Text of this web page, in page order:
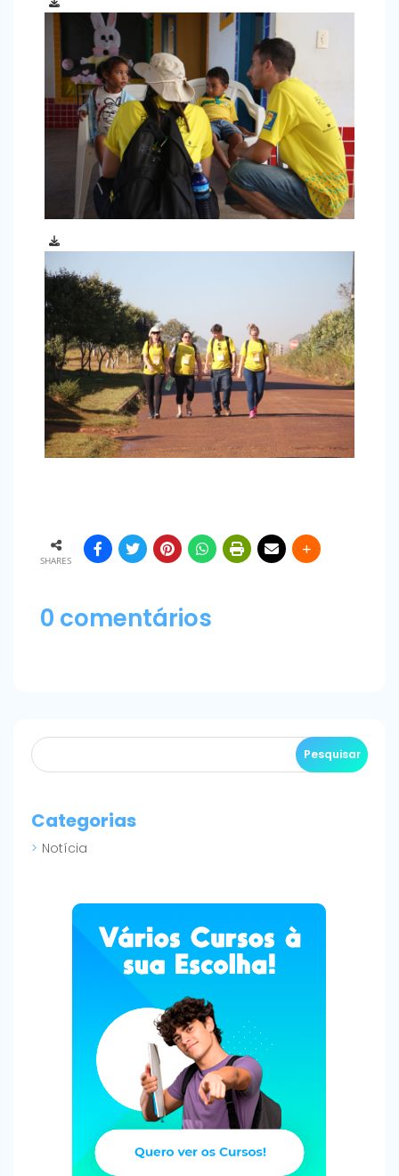
SHARES
0 comentários
Categorias
Notícia